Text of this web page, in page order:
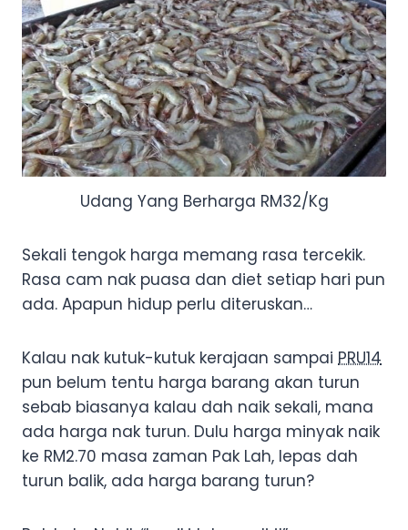
Udang Yang Berharga RM32/Kg
Sekali tengok harga memang rasa tercekik.
Rasa cam nak puasa dan diet setiap hari pun
ada. Apapun hidup perlu diteruskan…
Kalau nak kutuk-kutuk kerajaan sampai PRU14
pun belum tentu harga barang akan turun
sebab biasanya kalau dah naik sekali, mana
ada harga nak turun. Dulu harga minyak naik
ke RM2.70 masa zaman Pak Lah, lepas dah
turun balik, ada harga barang turun?